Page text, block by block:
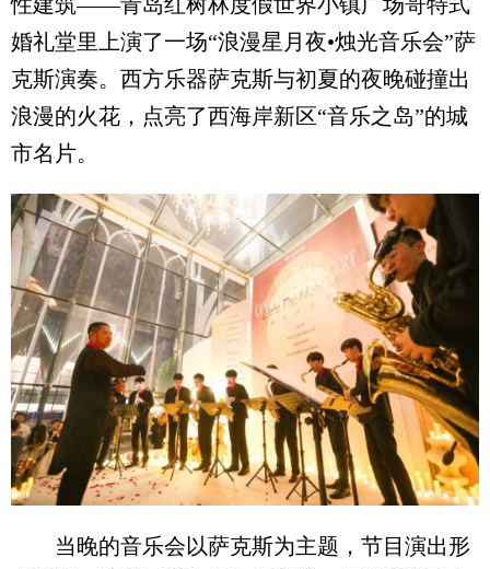
婚礼堂里上演了一场“浪漫星月夜•烛光音乐会”萨
克斯演奏。西方乐器萨克斯与初夏的夜晚碰撞出
浪漫的火花，点亮了西海岸新区“音乐之岛”的城
市名片。
当晚的音乐会以萨克斯为主题，节目演出形